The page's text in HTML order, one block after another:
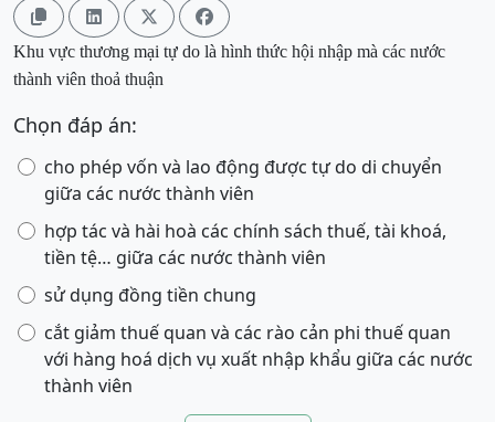
   
Khu vực thương mại tự do là hình thức hội nhập mà các nước
thành viên thoả thuận
Chọn đáp án:
cho phép vốn và lao động được tự do di chuyển
giữa các nước thành viên
hợp tác và hài hoà các chính sách thuế, tài khoá,
tiền tệ… giữa các nước thành viên
sử dụng đồng tiền chung
cắt giảm thuế quan và các rào cản phi thuế quan
với hàng hoá dịch vụ xuất nhập khẩu giữa các nước
thành viên